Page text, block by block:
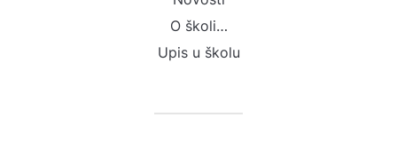
O školi…
Upis u školu